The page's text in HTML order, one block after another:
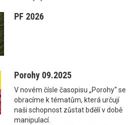
PF 2026
Porohy 09.2025
V novém čísle časopisu „Porohy“ se
obracíme k tématům, která určují
naši schopnost zůstat bdělí v době
manipulací.